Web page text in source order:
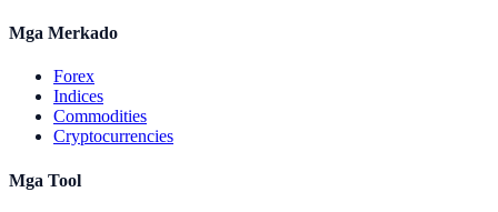
Mga Merkado
Forex
Indices
Commodities
Cryptocurrencies
Mga Tool